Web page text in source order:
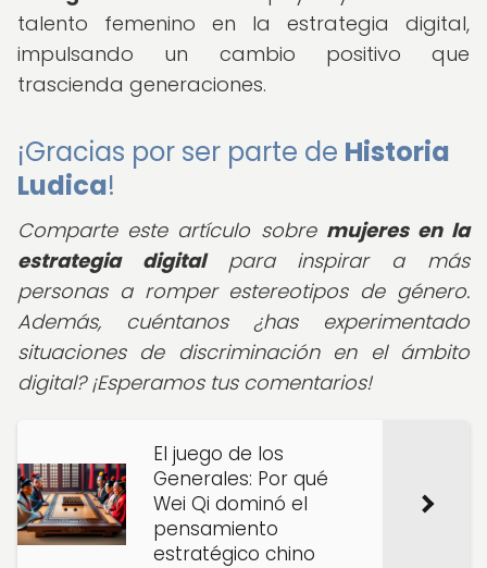
talento femenino en la estrategia digital,
impulsando un cambio positivo que
trascienda generaciones.
¡Gracias por ser parte de Historia
Ludica!
Comparte este artículo sobre mujeres en la
estrategia digitalpara inspirar a más
personas a romper estereotipos de género.
Además, cuéntanos ¿has experimentado
situaciones de discriminación en el ámbito
digital?¡Esperamos tus comentarios!
El juego de los
Generales: Por qué
Wei Qi dominó el
pensamiento
estratégico chino